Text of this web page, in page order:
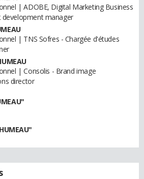
| ADOBE, Digital Marketing Business
development manager
| TNS Sofres - Chargée d'études
| Consolis - Brand image
director